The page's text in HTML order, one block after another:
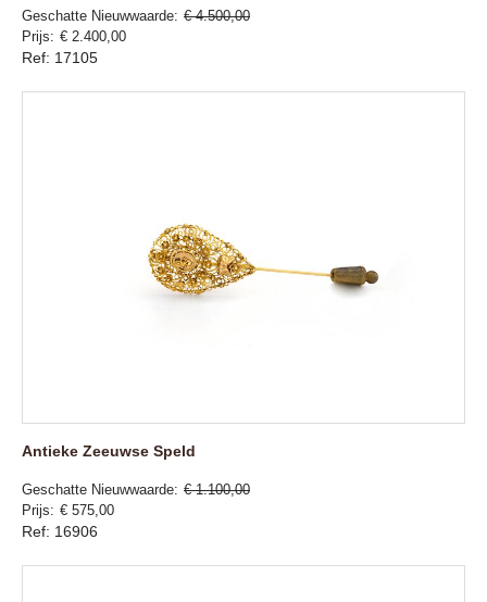
Geschatte Nieuwwaarde € 4.500,00
Prijs
€ 2.400,00
Ref: 17105
Antieke Zeeuwse Speld
Geschatte Nieuwwaarde € 1.100,00
Prijs
€ 575,00
Ref: 16906